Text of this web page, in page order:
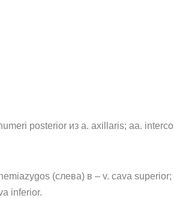
posterior из a. axillaris; aa.
(слева) в – v. cava
inferior.